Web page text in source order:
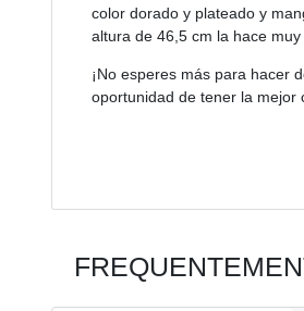
color dorado y plateado y
altura de 46,5 cm la hace
¡No esperes más para hacer
oportunidad de tener la mejor